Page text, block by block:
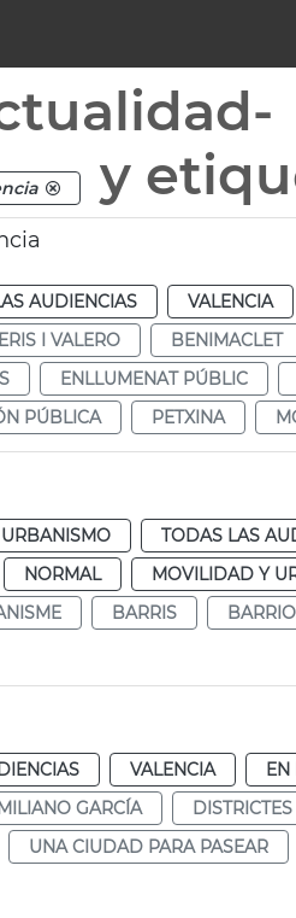
y
AUDIENCIAS VALENCIA
I VALERO BENIMACLET
ENLLUMENAT PÚBLIC
PÚBLICA PETXINA
URBANISMO TODAS LAS
NORMAL
MOVILIDAD Y
BARRIS
VALENCIA
EN
GARCÍA DISTRICTES
UNA CIUDAD PARA PASEAR